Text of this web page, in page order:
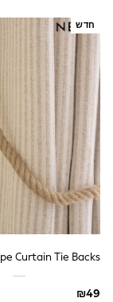
Shorts
Skirts
Vests
& Caps
New in
Dresses
Dresses
Dresses
Dresses
Dresses
100% Cotton Dresses
Gilets
Hooded
Parkas
Puffers
Raincoats
חדש
Curtain Tie Backs